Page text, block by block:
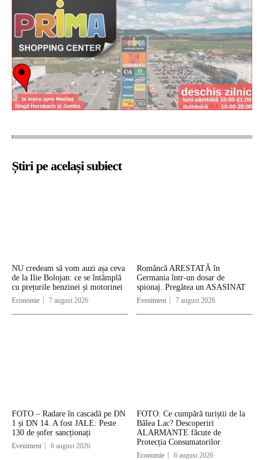
Știri pe același subiect
NU credeam să vom auzi așa ceva
de la Ilie Bolojan: ce se întâmplă
cu prețurile benzinei și motorinei
Economie 7 august 2026
Româncă ARESTATĂ în
Germania într-un dosar de
spionaj. Pregătea un ASASINAT
Eveniment 7 august 2026
FOTO – Radare în cascadă pe DN
1 și DN 14. A fost JALE: Peste
130 de șofer sancționați
Eveniment 6 august 2026
FOTO: Ce cumpără turiștii de la
Bâlea Lac? Descoperiri
ALARMANTE făcute de
Protecția Consumatorilor
Economie 6 august 2026